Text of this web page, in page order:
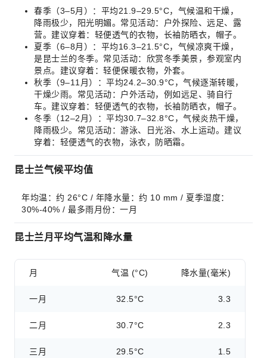
春季（3–5月）：平均21.9–29.5°C，气候温和干燥，
降雨极少，阳光明媚。常见活动：户外探险、远足、露
营。建议穿着：轻便透气的衣物，长袖防晒衣，帽子。
夏季（6–8月）：平均16.3–21.5°C，气候凉爽干燥，
是昆士兰的冬季。常见活动：欣赏冬季美景，参观室内
景点。建议穿着：轻便保暖衣物，外套。
秋季（9–11月）：平均24.2–30.9°C，气候逐渐转暖，
干燥少雨。常见活动：户外活动，例如远足、骑自行
车。建议穿着：轻便透气的衣物，长袖防晒衣，帽子。
冬季（12–2月）：平均30.7–32.8°C，气候炎热干燥，
降雨极少。常见活动：游泳、日光浴、水上运动。建议
穿着：轻便透气的衣物，泳衣，防晒霜。
昆士兰气候平均值
年均温：约 26°C / 年降水量：约 10 mm / 夏季湿度：
30%-40% / 最多雨月份：一月
昆士兰月平均气温和降水量
月 气温 (°C) 降水量(毫米)
一月 32.5°C 3.3
二月 30.7°C 2.3
三月 29.5°C 1.5